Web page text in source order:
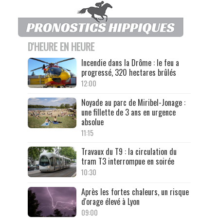
D'HEURE EN HEURE
Incendie dans la Drôme : le feu a
progressé, 320 hectares brûlés
12:00
Noyade au parc de Miribel-Jonage :
une fillette de 3 ans en urgence
absolue
11:15
Travaux du T9 : la circulation du
tram T3 interrompue en soirée
10:30
Après les fortes chaleurs, un risque
d'orage élevé à Lyon
09:00